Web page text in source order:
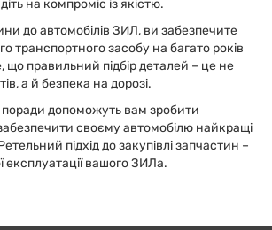
на компроміс із якістю.
до автомобілів ЗИЛ, ви забезпечите
транспортного засобу на багато років
що правильний підбір деталей – це не
а й безпека на дорозі.
поради допоможуть вам зробити
своєму автомобілю найкращі
підхід до закупівлі запчастин –
експлуатації вашого ЗИЛа.